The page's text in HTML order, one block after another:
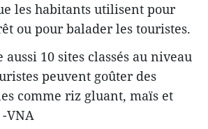
les habitants utilisent pour
ou pour balader les touristes.
10 sites classés au niveau
peuvent goûter des
comme riz gluant, maïs et
VNA